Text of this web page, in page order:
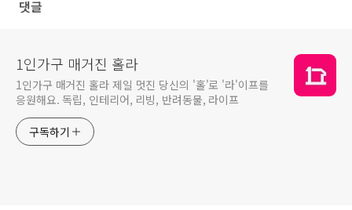
댓글
1인가구 매거진 홀라
1인가구 매거진 홀라 제일 멋진 당신의 '홀'로 '라'이프를
응원해요. 독립, 인테리어, 리빙, 반려동물, 라이프
구독하기